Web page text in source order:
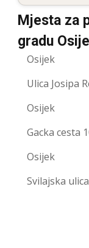
Mjesta za
gradu
Osijek
Ulica Josipa
Osijek
Gacka cesta
Osijek
Svilajska